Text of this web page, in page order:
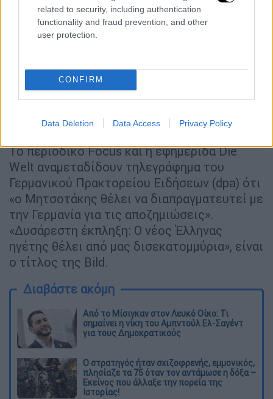
related to security, including authentication
functionality and fraud prevention, and other
user protection.
CONFIRM
Data Deletion Data Access Privacy Policy
επανορθώσεων, συνδέοντάς την με τις
αντίστοιχες απαιτήσεις που διατυπώνει η
δημόσιας τηλεόρασης ZDF στην ιστοσελίδα
του, ενώ στο κεντρικό δελτίο του
για το θέμα.
Το περιοδικό Focus και η εφημερίδα Die
Welt αναμεταδίδουν τηλεγράφημα του
Γερμανικού Πρακτορείου Ειδήσεων (dpa) ότι
«ο Μητσοτάκης θέλει να διαπραγματευτεί με
την Γερμανία για τις αποζημιώσεις».
«Δυσάρεστη έκπληξη: Ο νέος Έλληνας
ηγέτης θέλει από μας δισεκατομμύρια», είναι
ο τίτλος της Bild.
Διαβάστε ακόμη
Από το Μίσιγκαν στον Λευκό Οίκο: Τι
σημαίνει η νίκη του Αμπντούλ Ελ-Σαγέντ
για τους Δημοκρατικούς
O στρατηγός ήταν σχιζοφρενής, εμμονικός,
πλησίαζε τα 75 όταν τον αντάμωσε η δόξα –
Εκείνος που άλλαξε την πορεία της
Ιστορίας!